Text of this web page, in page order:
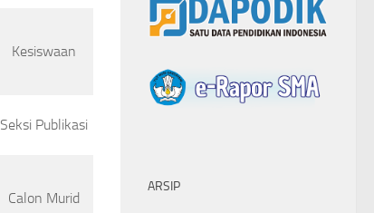
Kesiswaan
Seksi Publikasi
Calon Murid
ARSIP